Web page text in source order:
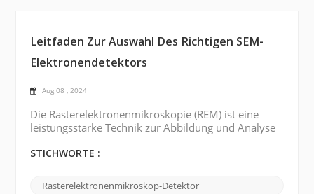
Leitfaden Zur Auswahl Des Richtigen SEM-
Elektronendetektors
Aug 08 , 2024
Die Rasterelektronenmikroskopie (REM) ist eine
leistungsstarke Technik zur Abbildung und Analyse
Elektronendetektoren sind wichtige Komponenten
und deren Umwandlung in elektrische Signale
STICHWORTE :
Rasterelektronenmikroskop-Detektor